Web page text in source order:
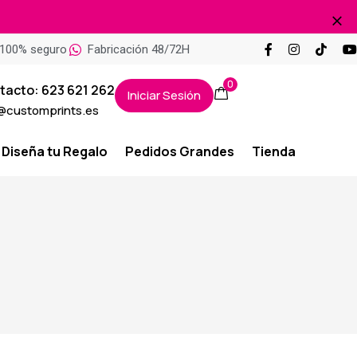
seguro Fabricación 48/72H
623 621 262 Iniciar Sesión
0
Diseña tu Regalo Pedidos Grandes Tienda